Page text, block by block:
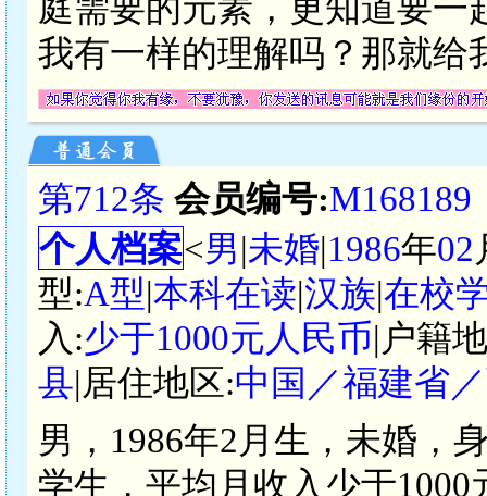
庭需要的元素，更知道要
我有一样的理解吗？那就给
第712条 会员编号:M168189
个人档案<男|未婚|1986年02
型:A型|本科在读|汉族|在校
入:少于1000元人民币|户籍
县|居住地区:中国／福建省
男，1986年2月生，未婚，
学生，平均月收入少于